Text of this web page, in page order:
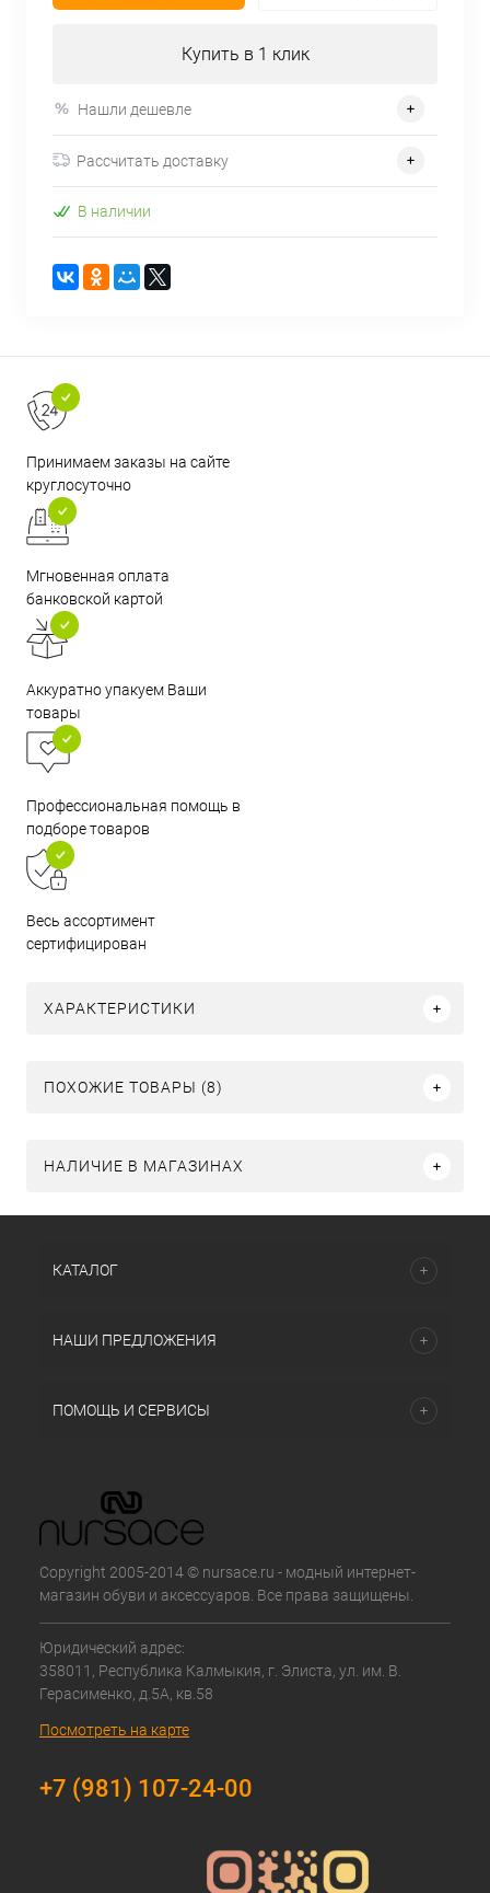
Купить в 1 клик
Нашли дешевле
Рассчитать доставку
В наличии
Принимаем заказы на сайте
круглосуточно
Мгновенная оплата
банковской картой
Аккуратно упакуем Ваши
товары
Профессиональная помощь в
подборе товаров
Весь ассортимент
сертифицирован
ХАРАКТЕРИСТИКИ
ПОХОЖИЕ ТОВАРЫ (8)
НАЛИЧИЕ В МАГАЗИНАХ
КАТАЛОГ
НАШИ ПРЕДЛОЖЕНИЯ
ПОМОЩЬ И СЕРВИСЫ
Copyright 2005-2014 © nursace.ru - модный интернет-
магазин обуви и аксессуаров. Все права защищены.
Юридический адрес:
358011, Республика Калмыкия, г. Элиста, ул. им. В.
Герасименко, д.5А, кв.58
Посмотреть на карте
+7 (981) 107-24-00